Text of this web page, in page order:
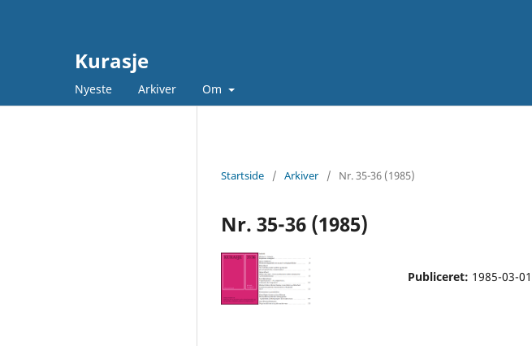
Kurasje
Nyeste Arkiver Om
Startside / Arkiver / Nr. 35-36 (1985)
Nr. 35-36 (1985)
Publiceret: 1985-03-01